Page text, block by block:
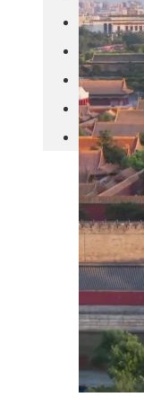
东莞
城市更新
房产政策
中国
其他